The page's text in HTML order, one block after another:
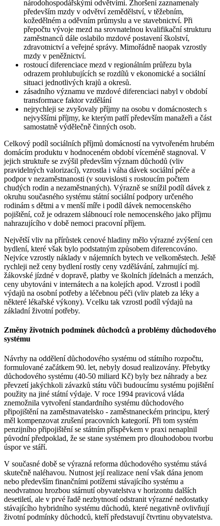
národohospodářskými odvětvími. Zhoršení zaznamenaly
především mzdy v odvětví zemědělství, v těžebním,
kožedělném a oděvním průmyslu a ve stavebnictví. Při
přepočtu vývoje mezd na srovnatelnou kvalifikační strukturu
zaměstnanců dále oslabilo mzdové postavení školství,
zdravotnictví a veřejné správy. Mimořádně naopak vzrostly
mzdy v peněžnictví.
rostoucí diferenciace mezd v regionálním průřezu byla
odrazem prohlubujících se rozdílů v ekonomické a sociální
situaci jednotlivých krajů a okresů.
zásadního významu ve mzdové diferenciaci nabyl v období
transformace faktor vzdělání
nejrychleji se zvyšovaly příjmy na osobu v domácnostech s
nejvyššími příjmy, ke kterým patří především manažeři a část
samostatně výdělečně činných osob.
Celkový podíl sociálních příjmů domácností na vytvořeném hrubém
domácím produktu v hodnoceném období víceméně stagnoval. V
jejich struktuře se zvýšil především význam důchodů (vliv
pravidelných valorizací), vzrostla i váha dávek sociální péče a
podpor v nezaměstnanosti (v souvislosti s rostoucím počtem
chudých rodin a nezaměstnaných). Výrazně se snížil podíl dávek z
okruhu současného systému státní sociální podpory určeného
rodinám s dětmi a v menší míře i podíl dávek nemocenského
pojištění, což je odrazem slábnoucí role nemocenského jako příjmu
nahrazujícího v době nemoci pracovní příjem.
Největší vliv na přírůstek cenové hladiny mělo výrazné zvýšení cen
bydlení, které však bylo podstatným způsobem diferencováno.
Nejvíce vzrostly náklady v nájemních bytech ve velkoměstech. Ještě
rychleji než ceny bydlení rostly ceny vzdělávání, zahrnující mj.
žákovské jízdné v dopravě, platby ve školních jídelnách a menzách,
ceny ubytováni v internátech a na kolejích apod. Vzrostl i podíl
výdajů na osobní potřeby a léčebnou péči (vliv plateb za léky a
některé lékařské výkony). Vcelku tak vzrostl podíl výdajů na
základní životní potřeby.
Změny životních podmínek důchodců a problémy důchodového
systému
Návrhy na oddělení důchodového systému od státního rozpočtu,
formulované začátkem 90. let, nebyly dosud realizovány. Přebytky
důchodového systému (40-50 miliard Kč) byly bez náhrady a bez
převzetí jakýchkoli závazků státu vůči budoucímu systému pojištění
použity na jiné státní výdaje. V roce 1994 pravicová vláda
znemožnila vytvoření standardního systému důchodového
připojištění na zaměstnavatelsko - zaměstnaneckém principu, který
měl kompenzovat zrušení pracovních kategorií. Při tom systém
penzijního připojištění se státním příspěvkem v praxi nenaplnil
původní předpoklad, že se stane systémem pro dlouhodobou tvorbu
úspor ve stáří.
V současné době se výrazná reforma důchodového systému stává
skutečně naléhavou. Nutnost její realizace není však dána jenom
nebo především finančními potížemi stávajícího systému a
neodvratnou hrozbou stárnutí obyvatelstva v horizontu dalších
desetiletí, ale v prvé řadě nezbytností odstranit výrazné nedostatky
stávajícího hybridního systému důchodů, které negativně ovlivňují
životní podmínky důchodců, kteří představují čtvrtinu obyvatelstva.